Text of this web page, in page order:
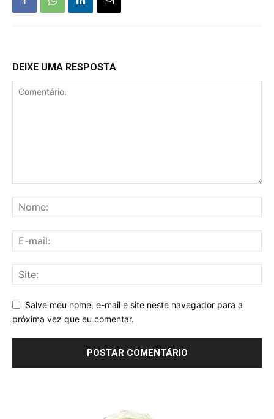
DEIXE UMA RESPOSTA
Salve meu nome, e-mail e site neste navegador para a
próxima vez que eu comentar.